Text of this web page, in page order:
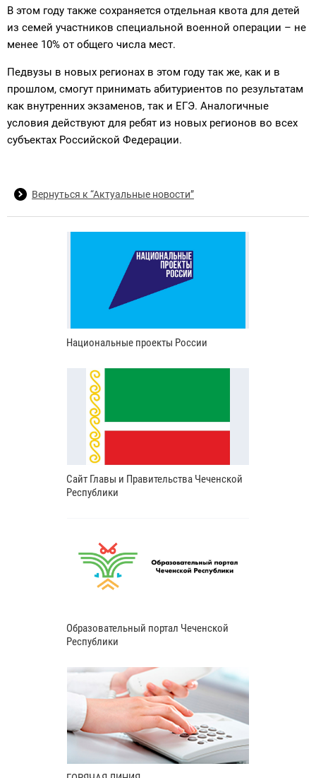
В этом году также сохраняется отдельная квота для детей
из семей участников специальной военной операции – не
менее 10% от общего числа мест.
Педвузы в новых регионах в этом году так же, как и в
прошлом, смогут принимать абитуриентов по результатам
как внутренних экзаменов, так и ЕГЭ. Аналогичные
условия действуют для ребят из новых регионов во всех
субъектах Российской Федерации.
Вернуться к “Актуальные новости”
Национальные проекты России
Сайт Главы и Правительства Чеченской
Республики
Образовательный портал Чеченской
Республики